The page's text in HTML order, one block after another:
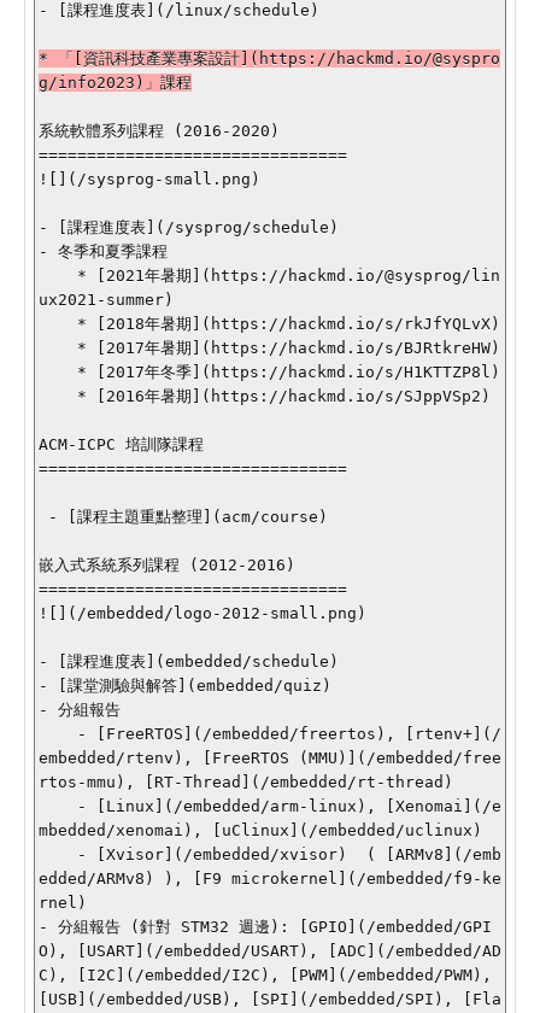
- [課程進度表](/linux/schedule)
* 「[資訊科技產業專案設計](https://hackmd.io/@syspro
g/info2023)」課程
系統軟體系列課程 (2016-2020)
================================
![](/sysprog-small.png)
- [課程進度表](/sysprog/schedule)
- 冬季和夏季課程
ux2021-summer)
ACM-ICPC 培訓隊課程
================================
嵌入式系統系列課程 (2012-2016)
================================
![](/embedded/logo-2012-small.png)
- [課程進度表](embedded/schedule)
- [課堂測驗與解答](embedded/quiz)
- 分組報告
embedded/rtenv), [FreeRTOS (MMU)](/embedded/free
rtos-mmu), [RT-Thread](/embedded/rt-thread)
mbedded/xenomai), [uClinux](/embedded/uclinux)
edded/ARMv8) ), [F9 microkernel](/embedded/f9-ke
rnel)
- 分組報告 (針對 STM32 週邊): [GPIO](/embedded/GPI
O), [USART](/embedded/USART), [ADC](/embedded/AD
C), [I2C](/embedded/I2C), [PWM](/embedded/PWM),
[USB](/embedded/USB), [SPI](/embedded/SPI), [Fla